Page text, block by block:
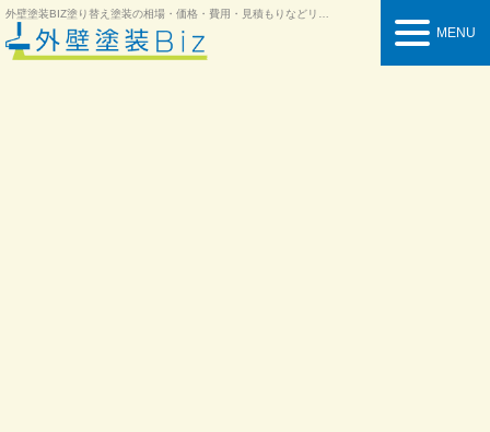
外壁塗装BIZ塗り替え塗装の相場・価格・費用・見積もりなどリフォーム情報を紹介
MENU